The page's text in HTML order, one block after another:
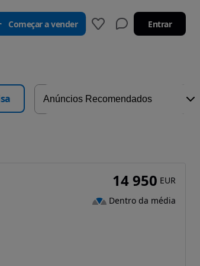
Começar a vender Entrar
14 950 EUR
Dentro da média